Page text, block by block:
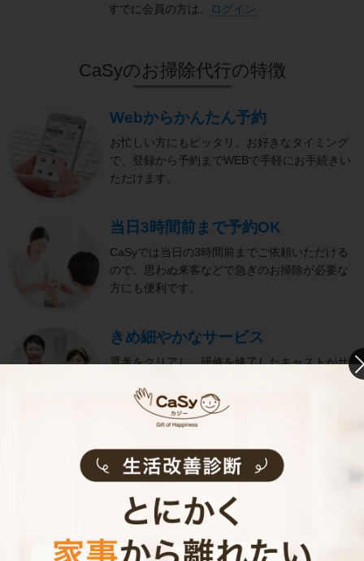
すでに会員の方は、 ログイン
CaSyのお掃除代行の特徴
Webからかんたん予約
お忙しい方にもピッタリ。お好きなタイミング
で、登録から予約までWEBで手軽にお手続きい
ただけます。
当日3時間前まで予約OK
CaSyでは当日の3時間前までご依頼いただける
ので、思わぬ来客などで急ぎのお掃除が必要な
方にも便利です。
きめ細やかなサービス
選考をクリアし、研修を修了したキャストがサ
やかなサービスで、健やかな生活をサポートし
お掃除代行のサービス内容
お掃除代行のサービス料金